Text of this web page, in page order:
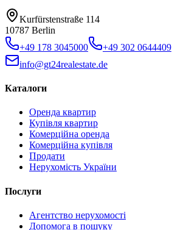
Kurfürstenstraße 114
10787 Berlin
+49 178 3045000
+49 302 0644409
info@gt24realestate.de
Каталоги
Оренда квартир
Купівля квартир
Комерційна оренда
Комерційна купівля
Продати
Нерухомість України
Послуги
Агентство нерухомості
Допомога в пошуку